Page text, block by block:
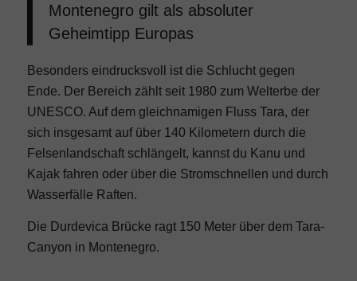
Montenegro gilt als absoluter
Geheimtipp Europas
Besonders eindrucksvoll ist die Schlucht gegen
Ende. Der Bereich zählt seit 1980 zum Welterbe der
UNESCO. Auf dem gleichnamigen Fluss Tara, der
sich insgesamt auf über 140 Kilometern durch die
Felsenlandschaft schlängelt, kannst du Kanu und
Kajak fahren oder über die Stromschnellen und durch
Wasserfälle Raften.
Die Durdevica Brücke ragt 150 Meter über dem Tara-
Canyon in Montenegro.